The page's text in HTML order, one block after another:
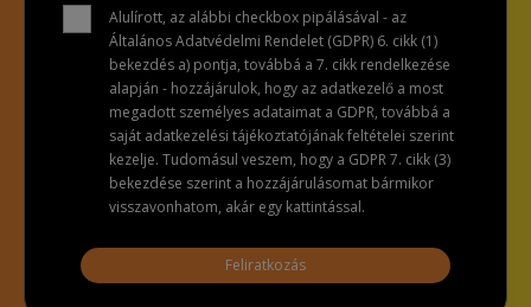
Alulírott, az alábbi checkbox pipálásával - az
Általános Adatvédelmi Rendelet (GDPR) 6. cikk (1)
bekezdés a) pontja, továbbá a 7. cikk rendelkezése
alapján - hozzájárulok, hogy az adatkezelő a most
megadott személyes adataimat a GDPR, továbbá a
saját adatkezelési tájékoztatójának feltételei szerint
kezelje. Tudomásul veszem, hogy a GDPR 7. cikk (3)
bekezdése szerint a hozzájárulásomat bármikor
visszavonhatom, akár egy kattintással.
Feliratkozás